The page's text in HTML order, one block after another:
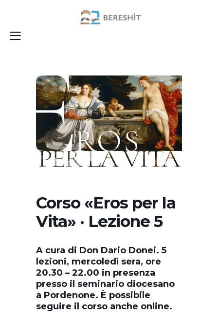
Corso «Eros per la
Vita» · Lezione 5
A cura di Don Dario Donei. 5
lezioni, mercoledì sera, ore
20.30 – 22.00 in presenza
presso il seminario diocesano
a Pordenone. È possibile
seguire il corso anche online.